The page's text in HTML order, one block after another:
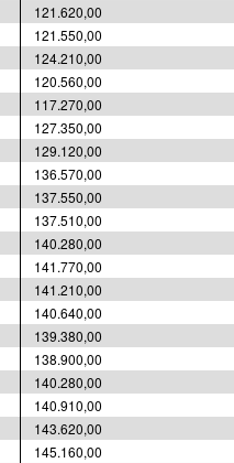
121.620,00
121.550,00
124.210,00
120.560,00
117.270,00
127.350,00
129.120,00
136.570,00
137.550,00
137.510,00
140.280,00
141.770,00
141.210,00
140.640,00
139.380,00
138.900,00
140.280,00
140.910,00
143.620,00
145.160,00